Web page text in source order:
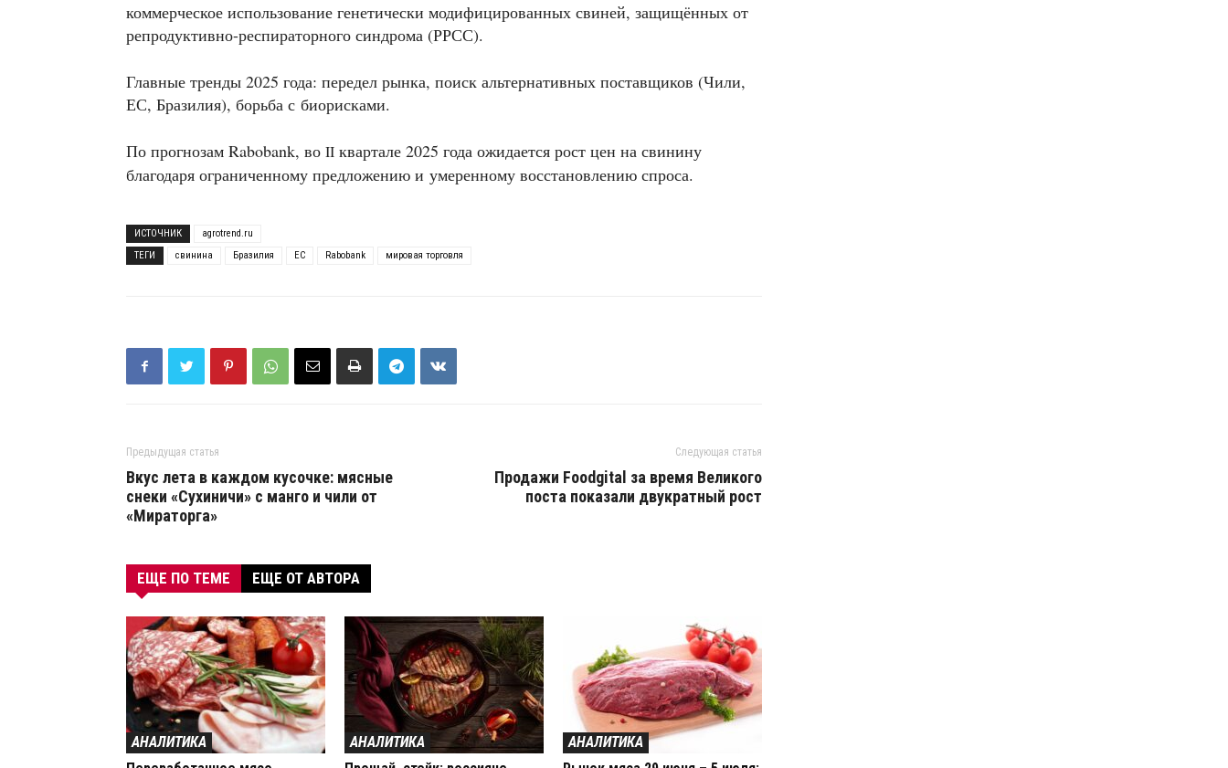
коммерческое использование генетически модифицированных свиней, защищённых от
репродуктивно-респираторного синдрома (РРСС).
Главные тренды 2025 года: передел рынка, поиск альтернативных поставщиков (Чили,
ЕС, Бразилия), борьба с биорисками.
По прогнозам Rabobank, во II квартале 2025 года ожидается рост цен на свинину
благодаря ограниченному предложению и умеренному восстановлению спроса.
ИСТОЧНИК
agrotrend.ru
ТЕГИ
свинина Бразилия ЕС Rabobank мировая торговля
Предыдущая статья
Вкус лета в каждом кусочке: мясные
снеки «Сухиничи» с манго и чили от
«Мираторга»
Следующая статья
Продажи Foodgital за время Великого
поста показали двукратный рост
ЕЩЕ ПО ТЕМЕ ЕЩЕ ОТ АВТОРА
АНАЛИТИКА
АНАЛИТИКА
АНАЛИТИКА